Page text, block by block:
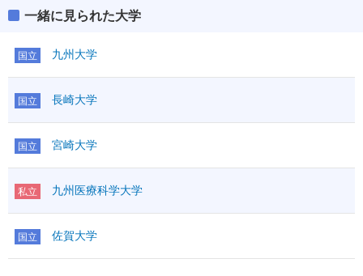
一緒に見られた大学
国立 九州大学
国立 長崎大学
国立 宮崎大学
私立 九州医療科学大学
国立 佐賀大学